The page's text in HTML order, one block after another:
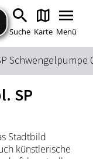
springen
springen
springen
Suche Karte Menü
Schwengelpumpe
SP
Stadtbild
künstlerische